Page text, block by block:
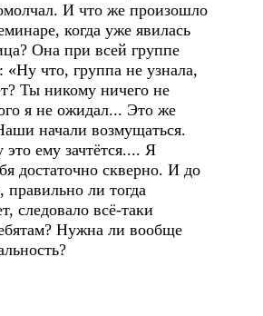
И что же произошло
когда уже явилась
Она при всей группе
«Ну что, группа не узнала,
Ты никому ничего не
я не ожидал... Это же
начали возмущаться.
ему зачтётся.... Я
достаточно скверно. И до
ли тогда
следовало всё-таки
Нужна ли вообще